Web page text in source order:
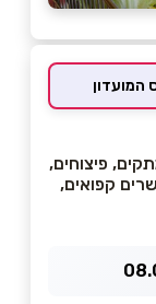
פיצוחים,
קפואים,